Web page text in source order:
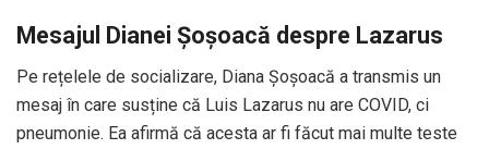
Mesajul Dianei Șoșoacă despre Lazarus
Pe rețelele de socializare, Diana Șoșoacă a transmis un
mesaj în care susține că Luis Lazarus nu are COVID, ci
pneumonie. Ea afirmă că acesta ar fi făcut mai multe teste